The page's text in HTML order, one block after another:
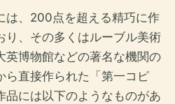
は、200点を超える精巧に作
り、その多くはルーブル美術
英博物館などの著名な機関の
ら直接作られた「第一コピ
品には以下のようなものがあ